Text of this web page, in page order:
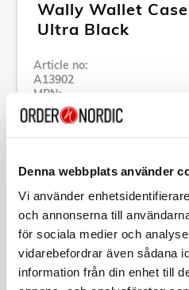
Denna webbplats använder
Vi använder
och annonserna till
för sociala medier och
vidarebefordrar även sådana
information från din enhet till
Wally Wallet
Ultra Black
Article no:
A13902
MPN:
WALLY1122
Show all products of Celly
Specification
Description
Article no:
A13902